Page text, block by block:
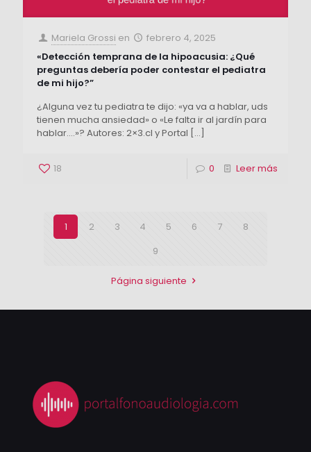
Mariela Grossi en
febrero 4, 2025
«Detección temprana de la hipoacusia: ¿Qué
preguntas debería poder contestar el pediatra
de mi hijo?”
¿Alguna vez tu pediatra te dijo: «ya va a hablar, uds
tienen mucha ansiedad» o «Le falta ir al jardín para
hablar….»? Autores: 2×3.cl y Portal […]
18 0 Leer más
1 2 3 4 5 6 7
8
9
Página siguiente